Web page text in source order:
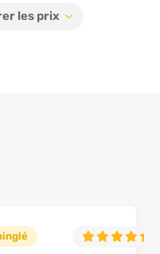
les prix